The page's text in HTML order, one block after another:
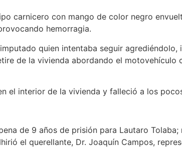
carnicero con mango de color negro
hemorragia.
quien intentaba seguir agrediéndolo,
de la vivienda abordando el motovehículo
el interior de la vivienda y falleció a los
de 9 años de prisión para Lautaro
el querellante, Dr. Joaquín Campos,